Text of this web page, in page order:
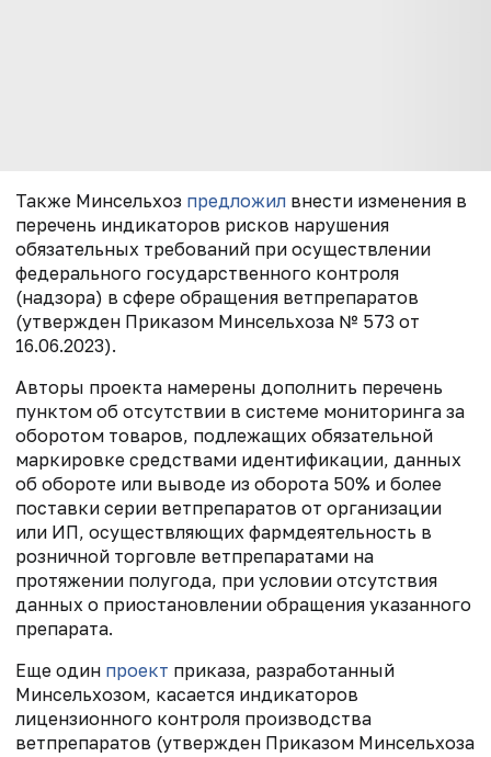
Также Минсельхоз предложил внести изменения в
перечень индикаторов рисков нарушения
обязательных требований при осуществлении
федерального государственного контроля
(надзора) в сфере обращения ветпрепаратов
(утвержден Приказом Минсельхоза № 573 от
16.06.2023).
Авторы проекта намерены дополнить перечень
пунктом об отсутствии в системе мониторинга за
оборотом товаров, подлежащих обязательной
маркировке средствами идентификации, данных
об обороте или выводе из оборота 50% и более
поставки серии ветпрепаратов от организации
или ИП, осуществляющих фармдеятельность в
розничной торговле ветпрепаратами на
протяжении полугода, при условии отсутствия
данных о приостановлении обращения указанного
препарата.
Еще один проект приказа, разработанный
Минсельхозом, касается индикаторов
лицензионного контроля производства
ветпрепаратов (утвержден Приказом Минсельхоза